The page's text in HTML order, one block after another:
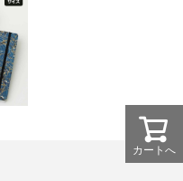
カートへ